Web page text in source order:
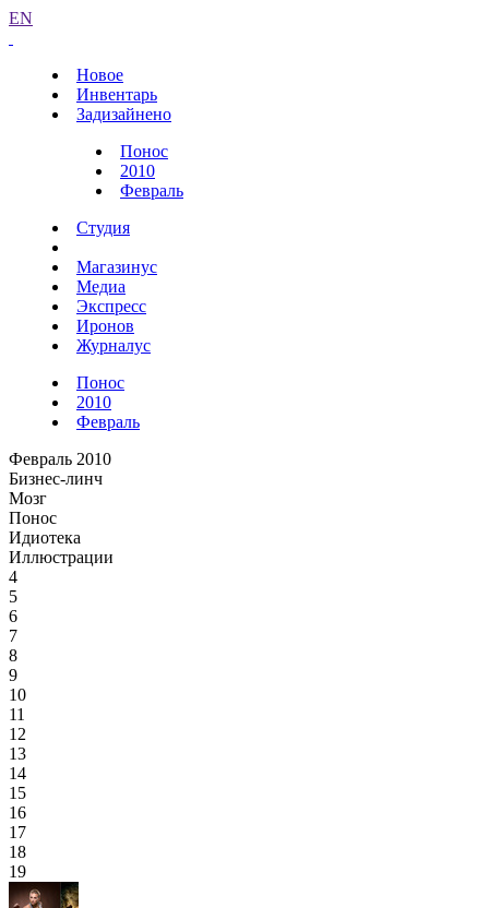
EN
Новое
Инвентарь
Задизайнено
Понос
2010
Февраль
Студия
Магазинус
Медиа
Экспресс
Иронов
Журналус
Понос
2010
Февраль
Февраль 2010
Бизнес-линч
Мозг
Понос
Идиотека
Иллюстрации
4
5
6
7
8
9
10
11
12
13
14
15
16
17
18
19